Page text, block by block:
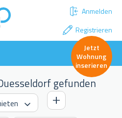
Anmelden
Registrieren
Jetzt
Wohnung
inserieren
gefunden